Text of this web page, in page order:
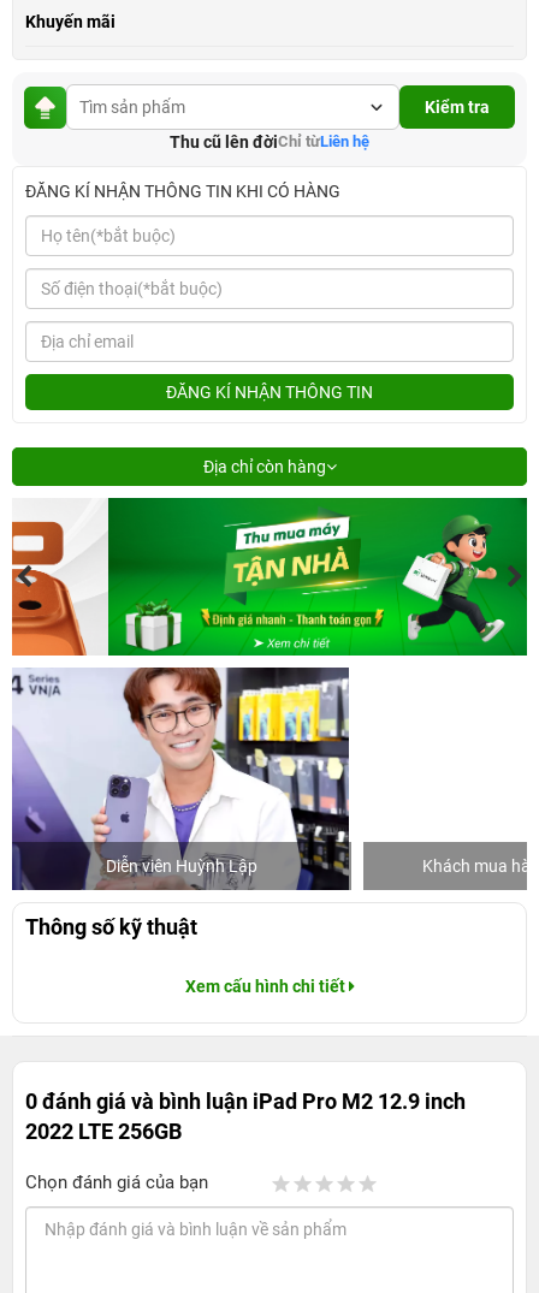
Khuyến mãi
Kiểm tra
Thu cũ lên đờiChỉ từLiên hệ
ĐĂNG KÍ NHẬN THÔNG TIN KHI CÓ HÀNG
ĐĂNG KÍ NHẬN THÔNG TIN
Địa chỉ còn hàng
Diễn viên Huỳnh Lập Khách mua
Thông số kỹ thuật
Xem cấu hình chi tiết
0 đánh giá và bình luận iPad Pro M2 12.9 inch
2022 LTE 256GB
Chọn đánh giá của bạn